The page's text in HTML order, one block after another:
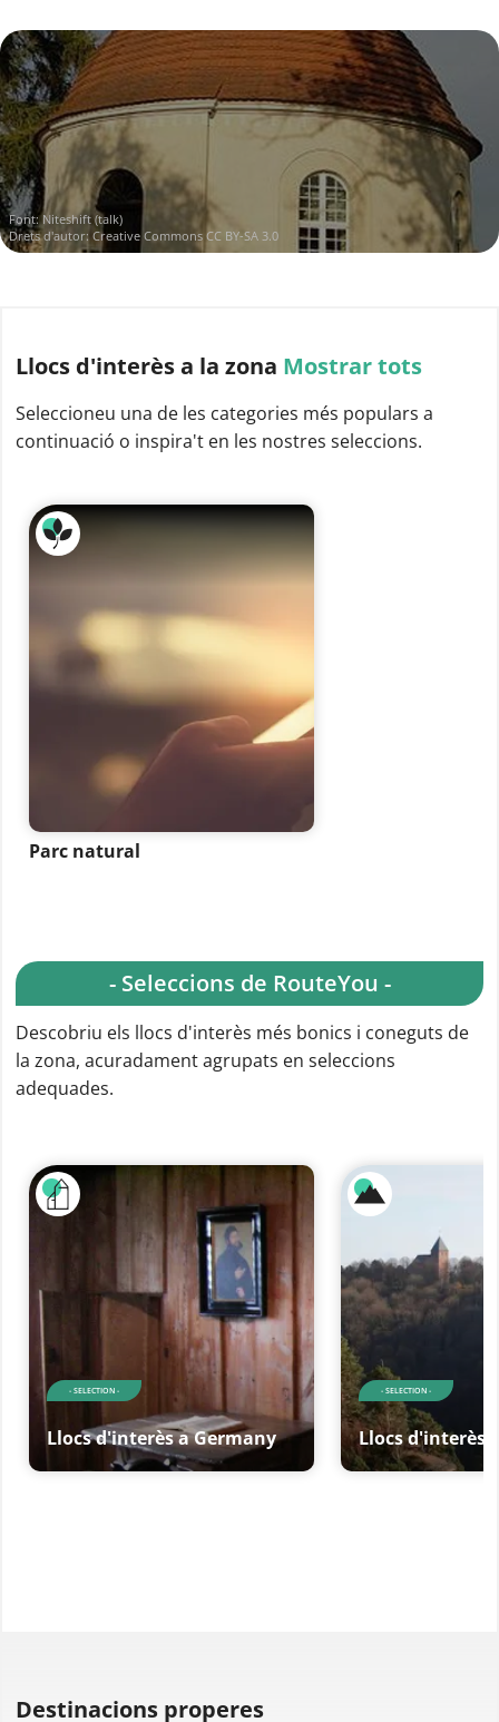
Font:Niteshift (talk)
Drets d'autor: Creative Commons CC BY-SA 3.0
Llocs d'interèsa la zona Mostrar tots
Seleccioneu una de les categories més populars a
continuació o inspira't en les nostres seleccions.
Parc natural
- Seleccions de RouteYou -
Descobriu els llocs d'interès més bonics i coneguts de
la zona, acuradament agrupats en seleccions
adequades.
- SELECTION -
Llocs d'interès a Germany
- SELECTION -
Llocs d'interès
Destinacions properes